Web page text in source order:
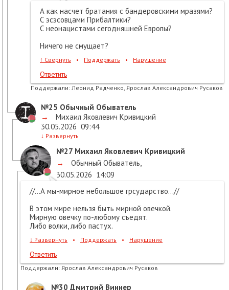
А как насчет братания с бандеровскими мразями?
С эсэсовцами Прибалтики?
С неонацистами сегодняшней Европы?
Ничего не смущает?
↑ Свернуть • Поддержать • Нарушение
Ответить
Поддержали: Леонид Радченко, Ярослав Александрович Русаков
№25 Обычный Обыватель
→
Михаил Яковлевич Кривицкий
30.05.2026 09:44
↓ Развернуть
№27 Михаил Яковлевич Кривицкий
→
Обычный Обыватель
30.05.2026 14:09
//...А мы-мирное небольшое грсударство...//
В этом мире нельзя быть мирной овечкой.
Мирную овечку по-любому съедят.
Либо волки, либо пастух.
↓ Развернуть • Поддержать • Нарушение
Ответить
Поддержали: Ярослав Александрович Русаков
№30 Дмитрий Виннер